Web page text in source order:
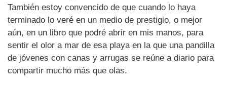
También estoy convencido de que cuando lo haya
terminado lo veré en un medio de prestigio, o mejor
aún, en un libro que podré abrir en mis manos, para
sentir el olor a mar de esa playa en la que una pandilla
de jóvenes con canas y arrugas se reúne a diario para
compartir mucho más que olas.